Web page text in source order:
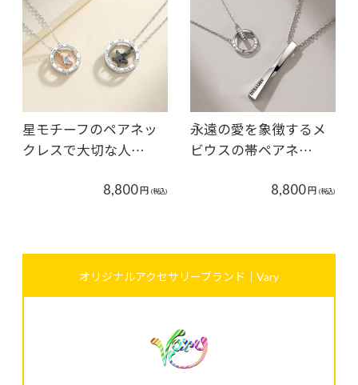
星モチーフのペアネッ
クレスで大切な人…
8,800円 (税込)
永遠の愛を象徴するメ
ビウスの帯ペアネ…
8,800円 (税込)
オリジナルアクセサリーブランド｜Vary